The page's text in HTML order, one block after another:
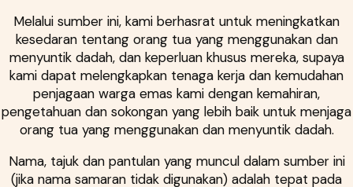
Melalui sumber ini, kami berhasrat untuk meningkatkan
kesedaran tentang orang tua yang menggunakan dan
menyuntik dadah, dan keperluan khusus mereka, supaya
kami dapat melengkapkan tenaga kerja dan kemudahan
penjagaan warga emas kami dengan kemahiran,
pengetahuan dan sokongan yang lebih baik untuk menjaga
orang tua yang menggunakan dan menyuntik dadah.
Nama, tajuk dan pantulan yang muncul dalam sumber ini
(jika nama samaran tidak digunakan) adalah tepat pada